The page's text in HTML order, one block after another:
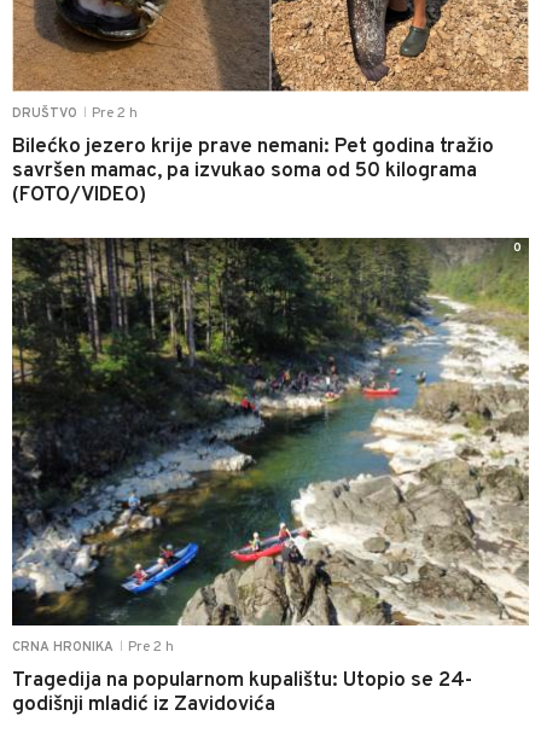
DRUŠTVO Pre 2 h
Bilećko jezero krije prave nemani: Pet godina tražio
savršen mamac, pa izvukao soma od 50 kilograma
(FOTO/VIDEO)
CRNA HRONIKA Pre 2 h
Tragedija na popularnom kupalištu: Utopio se 24-
godišnji mladić iz Zavidovića
0